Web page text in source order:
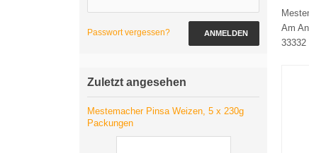
Am
33332
Passwort vergessen? ANMELDEN
Zuletzt angesehen
Mestemacher Pinsa Weizen, 5 x 230g
Packungen